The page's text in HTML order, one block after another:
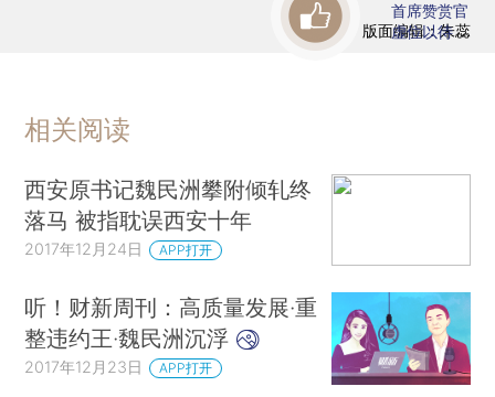
版面编辑：朱蕊
首席赞赏官
虚位以待
相关阅读
西安原书记魏民洲攀附倾轧终
落马 被指耽误西安十年
2017年12月24日 APP打开
听！财新周刊：高质量发展·重
整违约王·魏民洲沉浮
2017年12月23日 APP打开